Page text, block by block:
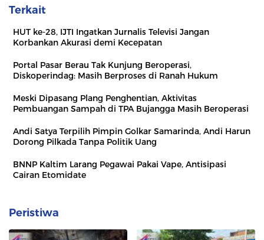
Terkait
HUT ke-28, IJTI Ingatkan Jurnalis Televisi Jangan
Korbankan Akurasi demi Kecepatan
Portal Pasar Berau Tak Kunjung Beroperasi,
Diskoperindag: Masih Berproses di Ranah Hukum
Meski Dipasang Plang Penghentian, Aktivitas
Pembuangan Sampah di TPA Bujangga Masih Beroperasi
Andi Satya Terpilih Pimpin Golkar Samarinda, Andi Harun
Dorong Pilkada Tanpa Politik Uang
BNNP Kaltim Larang Pegawai Pakai Vape, Antisipasi
Cairan Etomidate
Peristiwa